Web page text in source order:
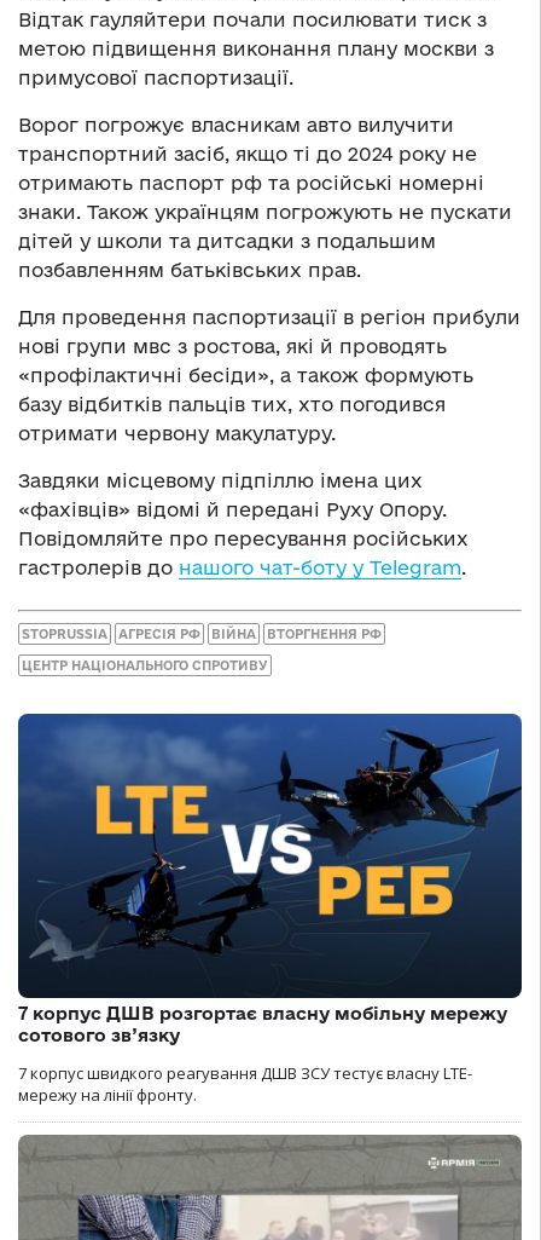
Відтак гауляйтери почали посилювати тиск з
метою підвищення виконання плану москви з
примусової паспортизації.
Ворог погрожує власникам авто вилучити
транспортний засіб, якщо ті до 2024 року не
отримають паспорт рф та російські номерні
знаки. Також українцям погрожують не пускати
дітей у школи та дитсадки з подальшим
позбавленням батьківських прав.
Для проведення паспортизації в регіон прибули
нові групи мвс з ростова, які й проводять
«профілактичні бесіди», а також формують
базу відбитків пальців тих, хто погодився
отримати червону макулатуру.
Завдяки місцевому підпіллю імена цих
«фахівців» відомі й передані Руху Опору.
Повідомляйте про пересування російських
гастролерів до нашого чат-боту у Telegram
STOPRUSSIA АГРЕСІЯ РФ ВІЙНА ВТОРГНЕННЯ РФ
ЦЕНТР НАЦІОНАЛЬНОГО СПРОТИВУ
7 корпус ДШВ розгортає власну мобільну мережу
сотового зв’язку
7 корпус швидкого реагування ДШВ ЗСУ тестує власну LTE-
мережу на лінії фронту.